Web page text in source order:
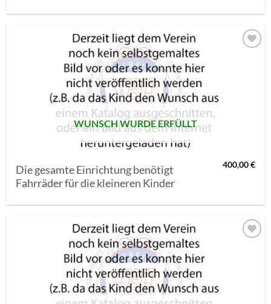
WUNSCH WURDE ERFÜLLT
Die gesamte Einrichtung benötigt
Fahrräder für die kleineren Kinder
400,00€